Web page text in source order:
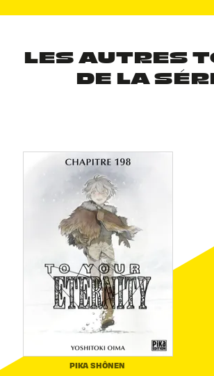
LES AUTRES
DE LA
PIKA SHÔNEN